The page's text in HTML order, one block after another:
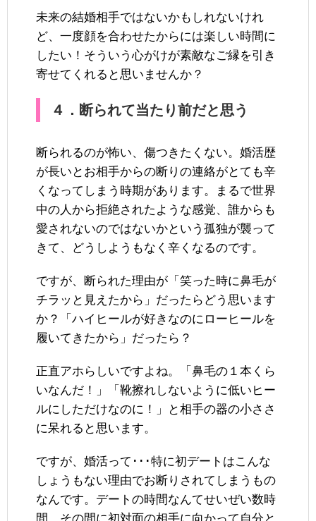
未来の結婚相手ではないかもしれないけれ
ど、一度顔を合わせたからには楽しい時間に
したい！そういう心がけが素敵なご縁を引き
寄せてくれると思いませんか？
４．断られて当たり前だと思う
断られるのが怖い、傷つきたくない。婚活歴
が長いとお相手からの断りの連絡がとても辛
くなってしまう時期があります。まるで世界
中の人から拒絶されたような感覚、誰からも
愛されないのではないかという孤独が襲って
きて、どうしようもなく辛くなるのです。
ですが、断られた理由が「笑った時に鼻毛が
チラッと見えたから」だったらどう思います
か？「ハイヒールが好きなのにローヒールを
履いてきたから」だったら？
正直アホらしいですよね。「鼻毛の１本くら
いなんだ！」「靴擦れしないように低いヒー
ルにしただけなのに！」と相手の器の小ささ
に呆れると思います。
ですが、婚活って･･･特に初デートはこんな
しょうもない理由でお断りされてしまうもの
なんです。デートの時間なんてせいぜい数時